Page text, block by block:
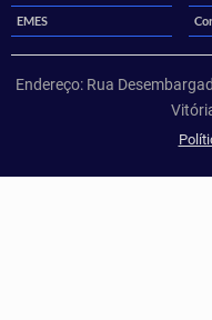
EMES
Endereço: Rua